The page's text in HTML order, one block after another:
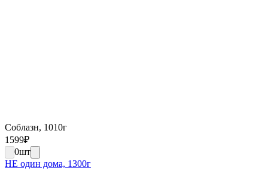
Соблазн, 1010г
1599₽
0шт
НЕ один дома, 1300г